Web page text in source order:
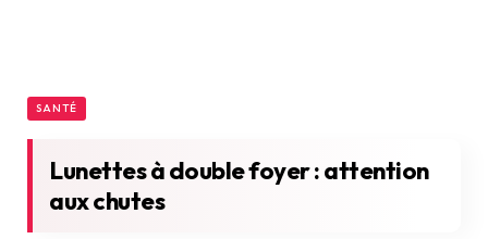
SANTÉ
Lunettes à double foyer : attention
aux chutes